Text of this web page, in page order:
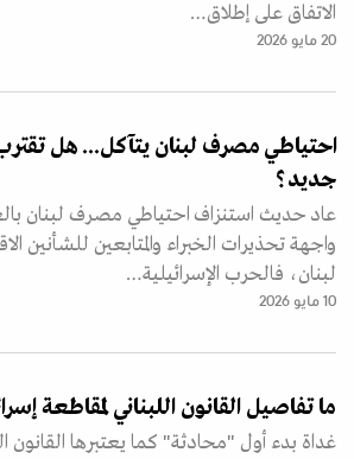
الاتفاق على إطلاق…
20 مايو 2026
احتياطي مصرف لبنان يتآكل... هل تقترب
جديد؟
عاد حديث استنزاف احتياطي مصرف لبنان
واجهة تحذيرات الخبراء والمتابعين للشأنين
لبنان، فالحرب الإسرائيلية…
10 مايو 2026
ما تفاصيل القانون اللبناني لمقاطعة
غداة بدء أول "محادثة" كما يعتبرها القانون